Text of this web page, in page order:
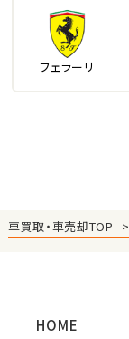
フェラーリ
車買取・車売却TOP
HOME